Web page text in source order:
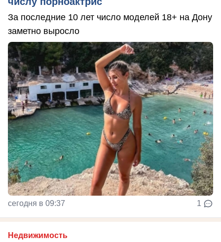
За последние 10 лет число моделей 18+ на Дону
заметно выросло
сегодня в 09:37 1
Недвижимость